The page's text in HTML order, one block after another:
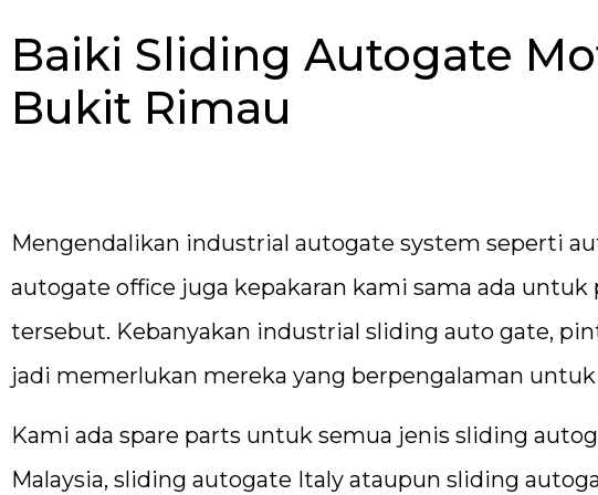
Baiki Sliding Autogate
Bukit Rimau
Mengendalikan industrial autogate system seperti
autogate office juga kepakaran kami sama ada
tersebut. Kebanyakan industrial sliding auto gate,
jadi memerlukan mereka yang berpengalaman
Kami ada spare parts untuk semua jenis sliding
Malaysia, sliding autogate Italy ataupun sliding